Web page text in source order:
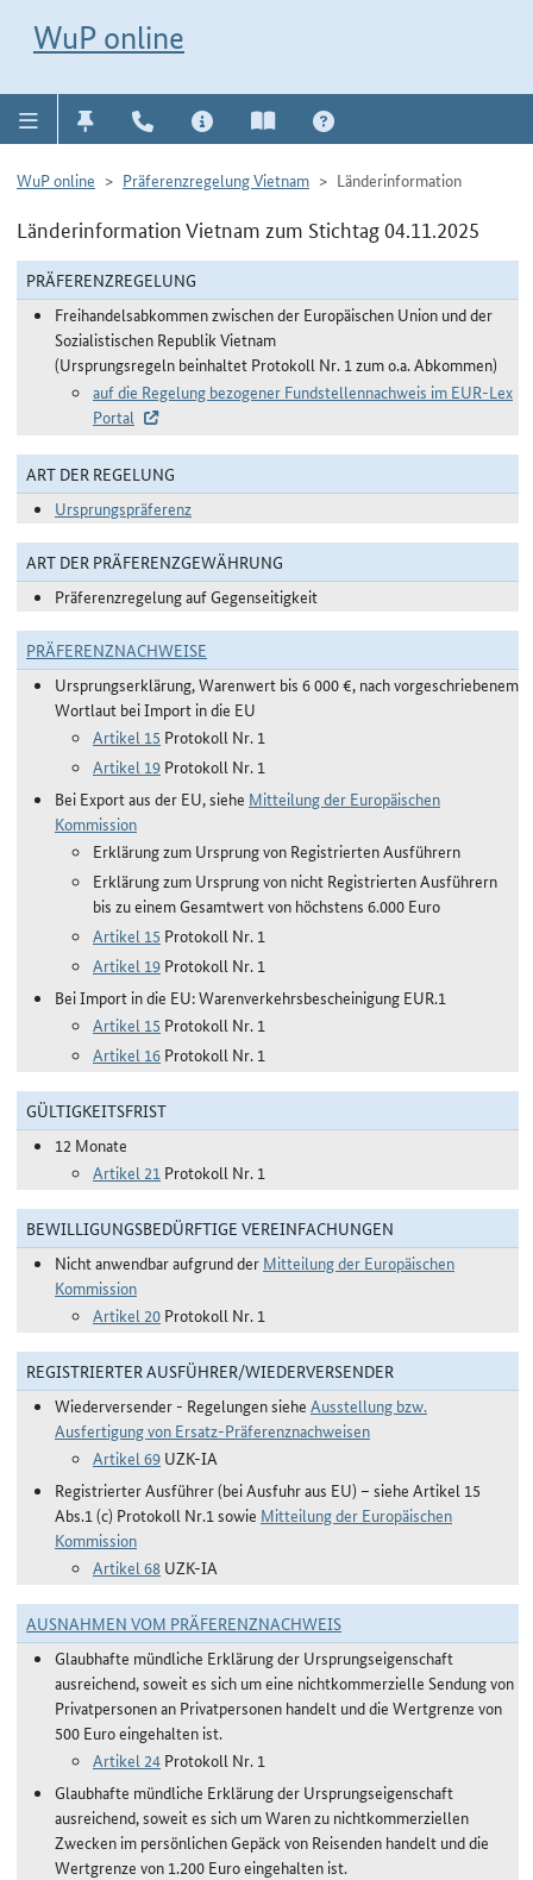
WuP online
WuP online Präferenzregelung Vietnam Länderinformation
Länderinformation Vietnam zum Stichtag 04.11.2025
PRÄFERENZREGELUNG
Freihandelsabkommen zwischen der Europäischen Union und der
Sozialistischen Republik Vietnam
(Ursprungsregeln beinhaltet Protokoll Nr. 1 zum o.a. Abkommen)
auf die Regelung bezogener Fundstellennachweis im EUR-Lex
Portal
ART DER REGELUNG
Ursprungspräferenz
ART DER PRÄFERENZGEWÄHRUNG
Präferenzregelung auf Gegenseitigkeit
PRÄFERENZNACHWEISE
Ursprungserklärung, Warenwert bis 6 000 €, nach vorgeschriebenem
Wortlaut bei Import in die EU
Artikel 15 Protokoll Nr. 1
Artikel 19 Protokoll Nr. 1
Bei Export aus der EU, siehe Mitteilung der Europäischen
Kommission
Erklärung zum Ursprung von Registrierten Ausführern
Erklärung zum Ursprung von nicht Registrierten Ausführern
bis zu einem Gesamtwert von höchstens 6.000 Euro
Artikel 15 Protokoll Nr. 1
Artikel 19 Protokoll Nr. 1
Bei Import in die EU: Warenverkehrsbescheinigung EUR.1
Artikel 15 Protokoll Nr. 1
Artikel 16 Protokoll Nr. 1
GÜLTIGKEITSFRIST
12 Monate
Artikel 21 Protokoll Nr. 1
BEWILLIGUNGSBEDÜRFTIGE VEREINFACHUNGEN
Nicht anwendbar aufgrund der Mitteilung der Europäischen
Kommission
Artikel 20 Protokoll Nr. 1
REGISTRIERTER AUSFÜHRER/WIEDERVERSENDER
Wiederversender - Regelungen siehe Ausstellung bzw.
Ausfertigung von Ersatz-Präferenznachweisen
Artikel 69 UZK-IA
Registrierter Ausführer (bei Ausfuhr aus EU) – siehe Artikel 15
Abs.1 (c) Protokoll Nr.1 sowie Mitteilung der Europäischen
Kommission
Artikel 68 UZK-IA
AUSNAHMEN VOM PRÄFERENZNACHWEIS
Glaubhafte mündliche Erklärung der Ursprungseigenschaft
ausreichend, soweit es sich um eine nichtkommerzielle Sendung von
Privatpersonen an Privatpersonen handelt und die Wertgrenze von
500 Euro eingehalten ist.
Artikel 24 Protokoll Nr. 1
Glaubhafte mündliche Erklärung der Ursprungseigenschaft
ausreichend, soweit es sich um Waren zu nichtkommerziellen
Zwecken im persönlichen Gepäck von Reisenden handelt und die
Wertgrenze von 1.200 Euro eingehalten ist.